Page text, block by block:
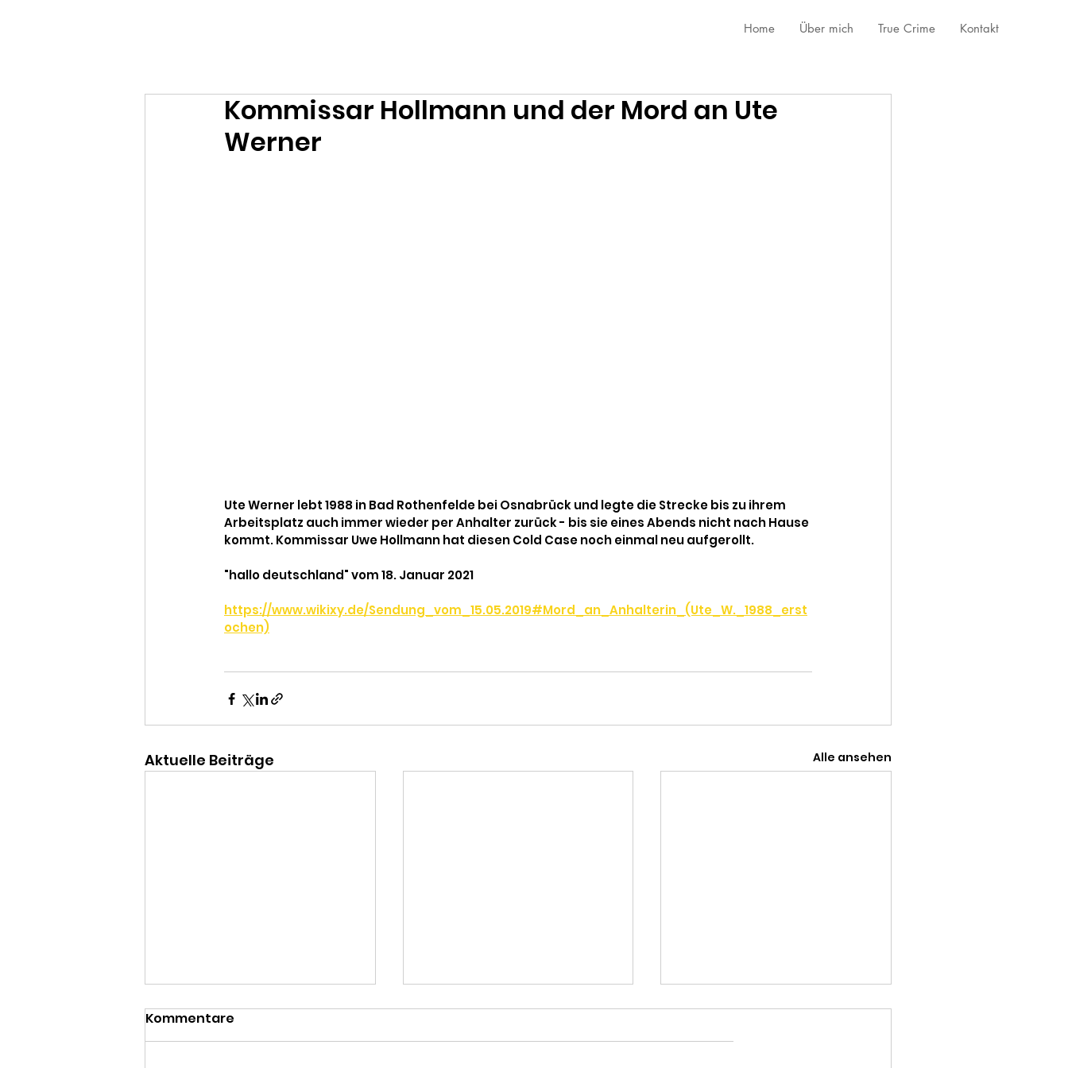
Home Über mich True Crime Kontakt
Kommissar Hollmann und der Mord an Ute
Werner
Ute Werner lebt 1988 in Bad Rothenfelde bei Osnabrück und legte die Strecke bis zu ihrem
Arbeitsplatz auch immer wieder per Anhalter zurück - bis sie eines Abends nicht nach Hause
kommt. Kommissar Uwe Hollmann hat diesen Cold Case noch einmal neu aufgerollt.
"hallo deutschland" vom 18. Januar 2021
https://www.wikixy.de/Sendung_vom_15.05.2019#Mord_an_Anhalterin_(Ute_W._1988_erst
ochen)
Aktuelle Beiträge Alle ansehen
Kommentare